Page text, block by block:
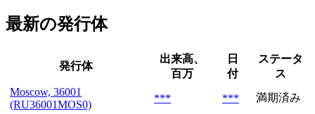
最新の発行体
発行体
出来高、
百万
日
付
ステータ
ス
Moscow, 36001
(RU36001MOS0)
*** *** 満期済み